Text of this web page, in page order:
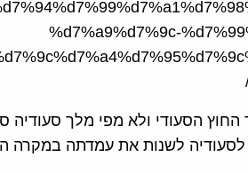
%d7%a9%d7%9c-
הסעודי ולא מפי מלך סעודיה
לשנות את עמדתה במקרה